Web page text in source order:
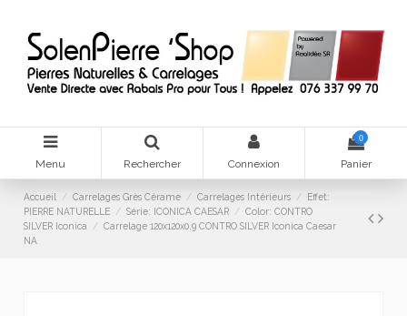
Menu Rechercher Connexion
0
Panier
Accueil Carrelages Grès Cérame Carrelages Intérieurs
Effet:
PIERRE NATURELLE
Série: ICONICA CAESAR
Color: CONTRO
SILVER Iconica
Carrelage 120x120x0.9 CONTRO SILVER Iconica Caesar
NA